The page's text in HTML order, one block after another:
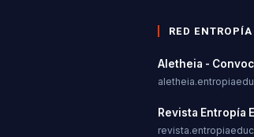
RED ENTROPÍA
Aletheia -
Revista Entropía